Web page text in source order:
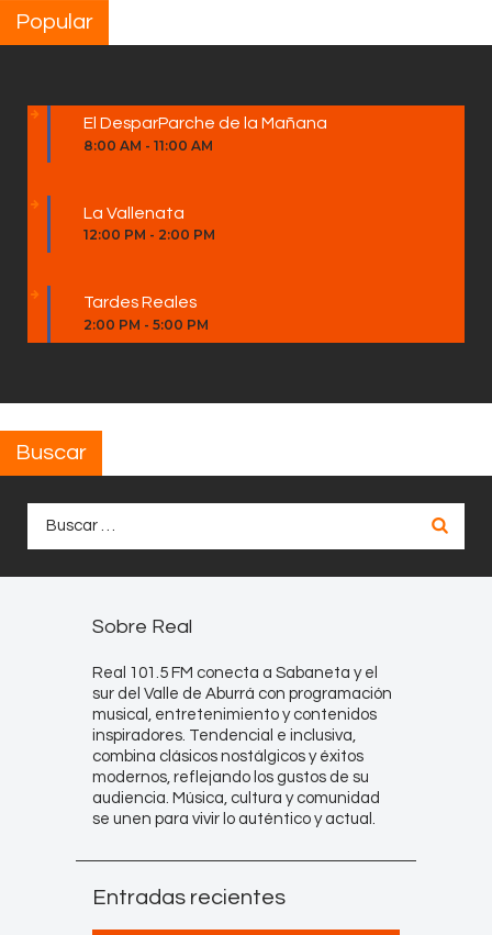
Popular
El DesparParche de la Mañana
8:00 AM - 11:00 AM
La Vallenata
12:00 PM - 2:00 PM
Tardes Reales
2:00 PM - 5:00 PM
Buscar
Sobre Real
Real 101.5 FM conecta a Sabaneta y el
sur del Valle de Aburrá con programación
musical, entretenimiento y contenidos
inspiradores. Tendencial e inclusiva,
combina clásicos nostálgicos y éxitos
modernos, reflejando los gustos de su
audiencia. Música, cultura y comunidad
se unen para vivir lo auténtico y actual.
Entradas recientes